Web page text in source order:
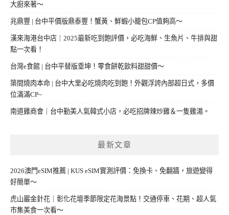
大廚來著～
兆鼎豐 | 台中平價版鼎泰豐！蟹黃、鮮蝦小籠包CP值夠高～
漢來海港台中店｜2025最新吃到飽評價，必吃海鮮、生魚片、牛排與甜
點一次看！
台灣e食館 | 台中平替版垂坤！零食餅乾飲料甜甜價～
築間燒肉本命 | 台中大里必吃燒肉吃到飽！外觀浮誇內部超日式，多價
位滿滿CP~
南道雞商會｜台中勤美人氣韓式小店，必吃招牌辣炒雞＆一隻雞湯。
最新文章
2026澳門eSIM推薦 | KUS eSIM實測評價：免換卡、免翻牆，旅遊變得
好簡單～
虎山巖金針花｜彰化花壇季節限定花海景點！交通停車、花期、超人氣
市集美食一次看～